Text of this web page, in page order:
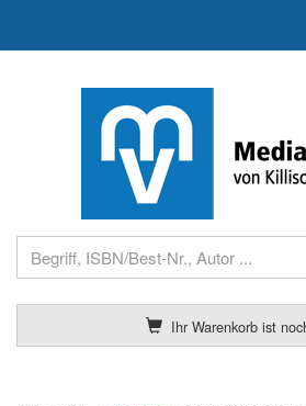
Ihr Warenkorb ist